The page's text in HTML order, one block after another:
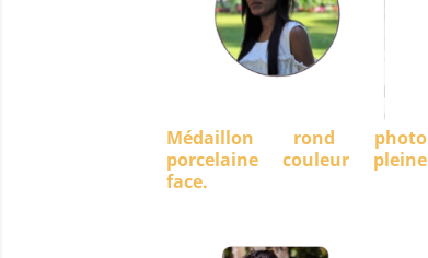
Médaillon rond photo
porcelaine couleur pleine
face.